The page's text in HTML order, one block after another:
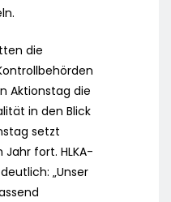
die
Aktionstag die
in den Blick
setzt
fort. HLKA-
„Unser